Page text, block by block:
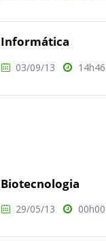
Informática
03/09/13 14h46
Biotecnologia
29/05/13 00h00